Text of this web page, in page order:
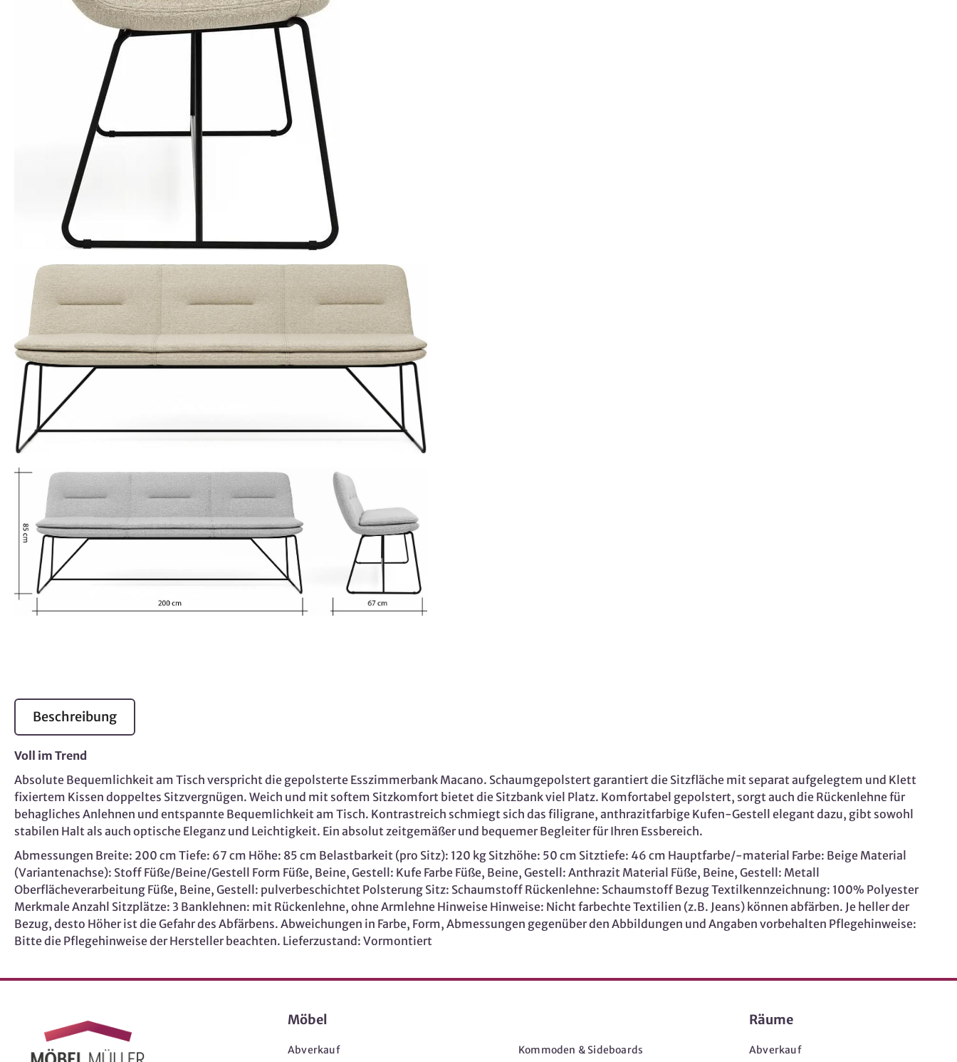
Beschreibung
Voll im Trend
Absolute Bequemlichkeit am Tisch verspricht die gepolsterte Esszimmerbank Macano. Schaumgepolstert garantiert die Sitzfläche mit separat aufgelegtem und Klett
fixiertem Kissen doppeltes Sitzvergnügen. Weich und mit softem Sitzkomfort bietet die Sitzbank viel Platz. Komfortabel gepolstert, sorgt auch die Rückenlehne für
behagliches Anlehnen und entspannte Bequemlichkeit am Tisch. Kontrastreich schmiegt sich das filigrane, anthrazitfarbige Kufen-Gestell elegant dazu, gibt sowohl
stabilen Halt als auch optische Eleganz und Leichtigkeit. Ein absolut zeitgemäßer und bequemer Begleiter für Ihren Essbereich.
Abmessungen Breite: 200 cm Tiefe: 67 cm Höhe: 85 cm Belastbarkeit (pro Sitz): 120 kg Sitzhöhe: 50 cm Sitztiefe: 46 cm Hauptfarbe/-material Farbe: Beige Material
(Variantenachse): Stoff Füße/Beine/Gestell Form Füße, Beine, Gestell: Kufe Farbe Füße, Beine, Gestell: Anthrazit Material Füße, Beine, Gestell: Metall
Oberflächeverarbeitung Füße, Beine, Gestell: pulverbeschichtet Polsterung Sitz: Schaumstoff Rückenlehne: Schaumstoff Bezug Textilkennzeichnung: 100% Polyester
Merkmale Anzahl Sitzplätze: 3 Banklehnen: mit Rückenlehne, ohne Armlehne Hinweise Hinweise: Nicht farbechte Textilien (z.B. Jeans) können abfärben. Je heller der
Bezug, desto Höher ist die Gefahr des Abfärbens. Abweichungen in Farbe, Form, Abmessungen gegenüber den Abbildungen und Angaben vorbehalten Pflegehinweise:
Bitte die Pflegehinweise der Hersteller beachten. Lieferzustand: Vormontiert
Möbel
Abverkauf Kommoden & Sideboards
Räume
Abverkauf